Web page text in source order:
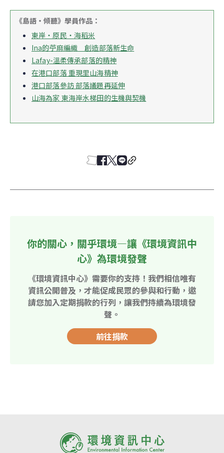
《島語‧傾聽》學員作品：
東岸‧原民‧海稻米
Ina的苧麻編織　創造部落新生命
Lafay-溫柔傳承部落的精神
在港口部落 重現里山海精神
港口部落參訪 部落議題再延伸
山海為家 東海岸水梯田的生機與契機
你的關心，關乎環境—讓《環境資訊中
心》為環境發聲
《環境資訊中心》需要你的支持！我們相信唯有
資訊公開普及，才能促成民眾的參與和行動，邀
請您加入定期捐款的行列，讓我們持續為環境發
聲。
前往捐款